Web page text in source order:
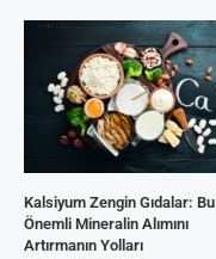
Kalsiyum Zengin Gıdalar: Bu
Önemli Mineralin Alımını
Artırmanın Yolları